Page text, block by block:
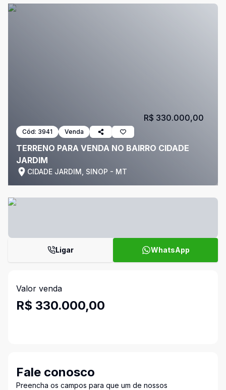
Cód: 3941 Venda
TERRENO PARA VENDA NO BAIRRO CIDADE
JARDIM
CIDADE JARDIM, SINOP - MT
R$ 330.000,00
Ligar WhatsApp
Valor venda
R$ 330.000,00
Fale conosco
Preencha os campos para que um de nossos